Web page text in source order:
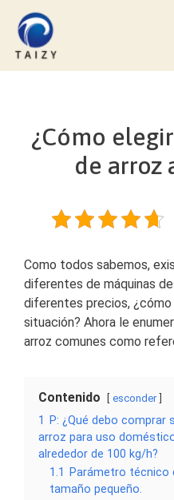
Saltar
contenido
¿Cómo
de arroz
Como todos sabemos,
diferentes de máquinas
diferentes precios, ¿cómo
situación? Ahora le
arroz comunes como
Contenido esconder
1
P: ¿Qué debo comprar
arroz para uso
alrededor de 100 kg/h?
1.1
Parámetro técnico
tamaño pequeño.